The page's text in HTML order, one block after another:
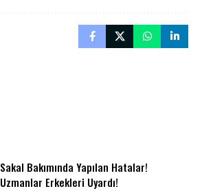
Sakal Bakımında Yapılan Hatalar!
Uzmanlar Erkekleri Uyardı!